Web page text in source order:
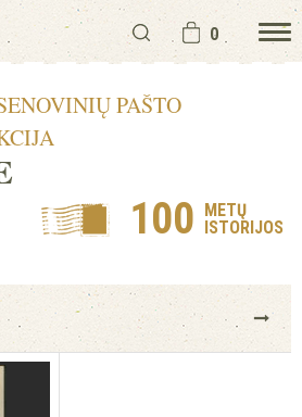
0
PAŠTO
100 METŲ
ISTORIJOS